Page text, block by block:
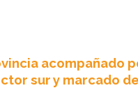
acompañado
sur y marcado